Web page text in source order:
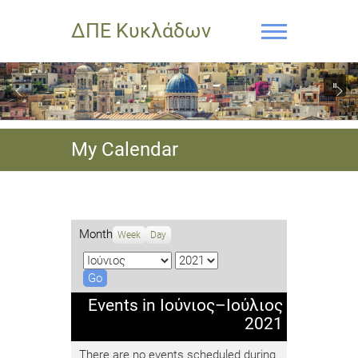
ΔΠΕ Κυκλάδων
My Calendar
Month Week Day
M
o
n
Y
a
r
Events in Ιούνιος–Ιούλιος
2021
There are no events scheduled during